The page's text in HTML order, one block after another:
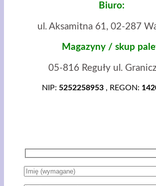
Biuro:
ul. Aksamitna 61, 02-287
Magazyny / skup
05-816 Reguły ul.
NIP: 5252258953 , REGON: